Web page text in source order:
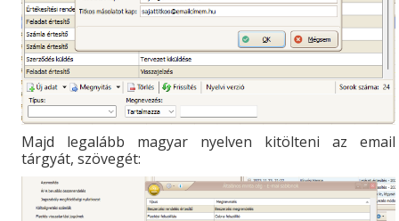
Majd legalább magyar nyelven kitölteni az email
tárgyát, szövegét: